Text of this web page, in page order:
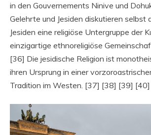
in den Gouvernements Ninive und
Gelehrte und Jesiden diskutieren selbst
Jesiden eine religiöse Untergruppe der
einzigartige ethnoreligiöse
[36] Die jesidische Religion ist
ihren Ursprung in einer
Tradition im Westen. [37] [38] [39]